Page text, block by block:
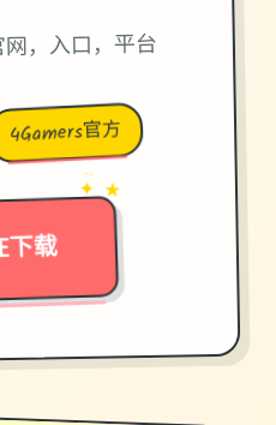
，入口，平台
4Gamers官方
下载
→
✦ ★